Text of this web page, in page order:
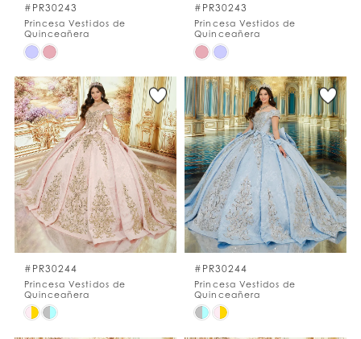
#PR30243
Princesa Vestidos de
Quinceañera
Skip
List
#7805f48c12
to
end
#PR30243
Princesa Vestidos de
Quinceañera
Skip
List
#05a271adfc
to
end
#PR30244
Princesa Vestidos de
Quinceañera
Skip
#PR30244
Princesa Vestidos de
Quinceañera
Skip